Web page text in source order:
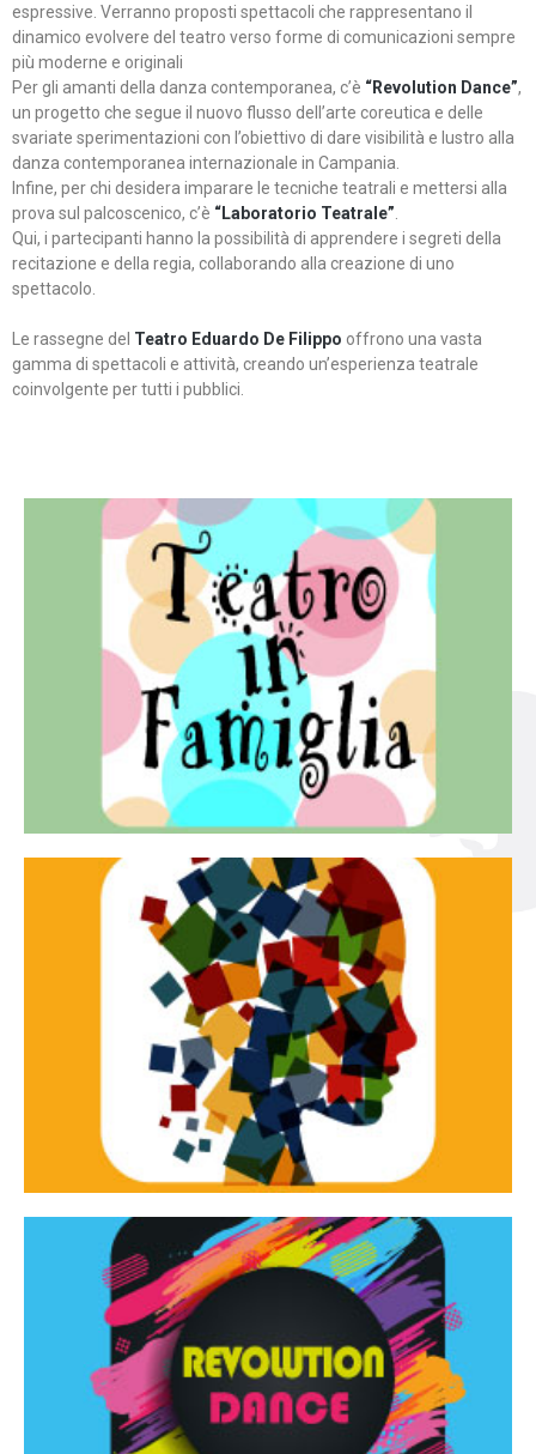
espressive. Verranno proposti spettacoli che rappresentano il
dinamico evolvere del teatro verso forme di comunicazioni sempre
più moderne e originali
Per gli amanti della danza contemporanea, c’è “Revolution Dance”,
un progetto che segue il nuovo flusso dell’arte coreutica e delle
svariate sperimentazioni con l’obiettivo di dare visibilità e lustro alla
danza contemporanea internazionale in Campania.
Infine, per chi desidera imparare le tecniche teatrali e mettersi alla
prova sul palcoscenico, c’è “Laboratorio Teatrale”
Qui, i partecipanti hanno la possibilità di apprendere i segreti della
recitazione e della regia, collaborando alla creazione di uno
spettacolo.
Le rassegne del Teatro Eduardo De Filippo offrono una vasta
gamma di spettacoli e attività, creando un’esperienza teatrale
coinvolgente per tutti i pubblici.
Teatro in famiglia
Teatro In Famiglia è una rassegna di teatro concepita
per far condividere e godere del teatro all’intera
famiglia.
Continua
Tracce dinamiche
Tracce Dinamiche è una rassegna di teatro
d’innovazione e sperimentale.
Continua
Revolution Dance
Rassegna di danza contemporanea – I Edizione